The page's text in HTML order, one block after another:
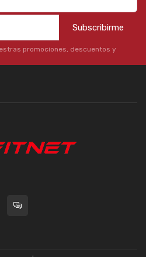
Subscribirme
promociones, descuentos y